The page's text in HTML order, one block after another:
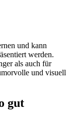
und kann
werden.
als auch für
und visuell
gut